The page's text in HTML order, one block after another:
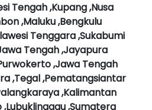
Tengah ,Kupang ,Nusa
,Maluku ,Bengkulu
Tenggara ,Sukabumi
Tengah ,Jayapura
,Jawa Tengah
,Tegal ,Pematangsiantar
,Kalimantan
,Sumatera